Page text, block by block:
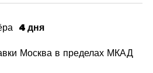
4 дня
Москва в пределах МКАД